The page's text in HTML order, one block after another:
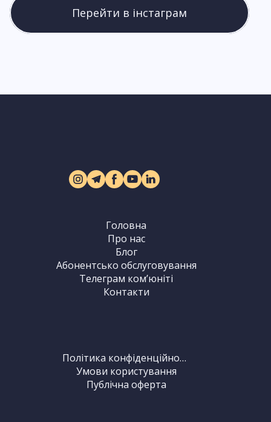
Перейти в інстаграм
Головна
Про нас
Блог
Абонентсько обслуговування
Телеграм комʼюніті
Контакти
Політика конфіденційності
Умови користування
Публічна оферта